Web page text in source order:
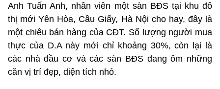
Anh Tuấn Anh, nhân viên một sàn BĐS tại khu đô
thị mới Yên Hòa, Cầu Giấy, Hà Nội cho hay, đây là
một chiêu bán hàng của CĐT. Số lượng người mua
thực của D.A này mới chỉ khoảng 30%, còn lại là
các nhà đầu cơ và các sàn BĐS đang ôm những
căn vị trí đẹp, diện tích nhỏ.